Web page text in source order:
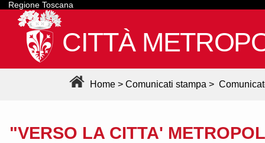
Regione Toscana
CITTÀ
Home > Comunicati stampa >
"VERSO LA CITTA'